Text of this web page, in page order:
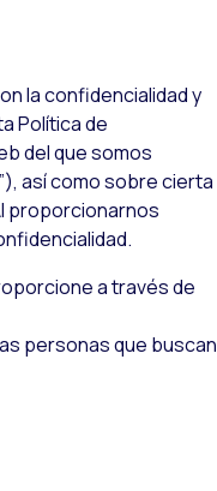
la confidencialidad y
Política de
del que somos
así como sobre cierta
proporcionarnos
a través de
personas que buscan